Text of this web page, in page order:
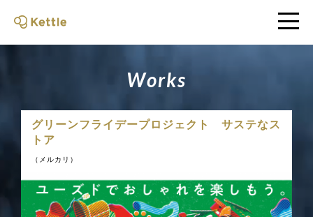
Works
グリーンフライデープロジェクト サステなス
トア
（メルカリ）